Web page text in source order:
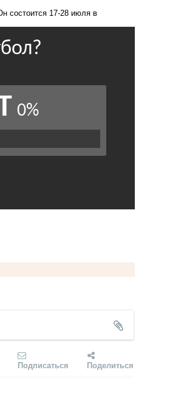
состоится 17-28 июля в
Подписаться Поделиться